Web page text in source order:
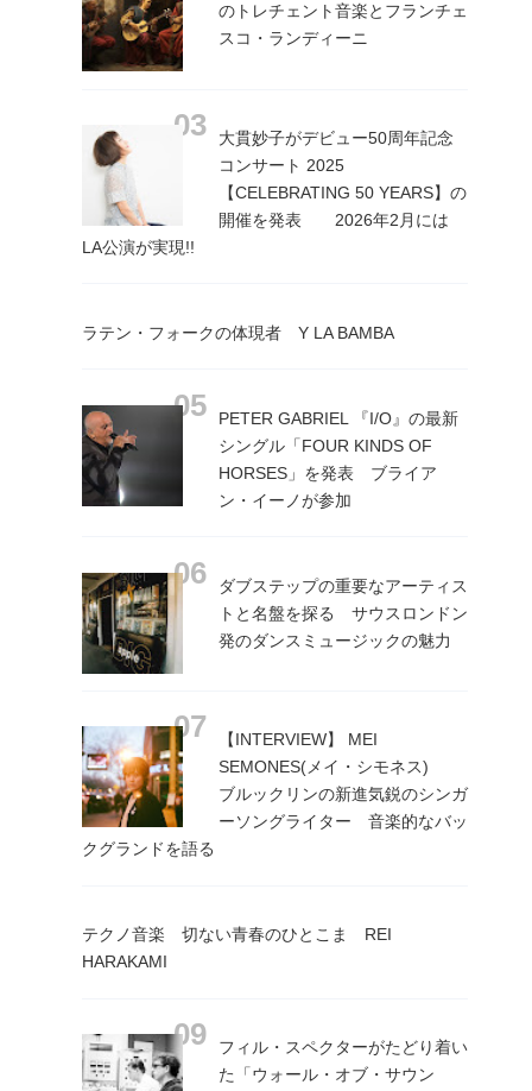
のトレチェント音楽とフランチェ
スコ・ランディーニ
大貫妙子がデビュー50周年記念
コンサート 2025
【CELEBRATING 50 YEARS】の
開催を発表 2026年2月には
LA公演が実現!!
ラテン・フォークの体現者 Y LA BAMBA
PETER GABRIEL 『I/O』の最新
シングル「FOUR KINDS OF
HORSES」を発表 ブライア
ン・イーノが参加
ダブステップの重要なアーティス
トと名盤を探る サウスロンドン
発のダンスミュージックの魅力
【INTERVIEW】 MEI
SEMONES(メイ・シモネス)
ブルックリンの新進気鋭のシンガ
ーソングライター 音楽的なバッ
クグランドを語る
テクノ音楽 切ない青春のひとこま REI
HARAKAMI
フィル・スペクターがたどり着い
た「ウォール・オブ・サウン